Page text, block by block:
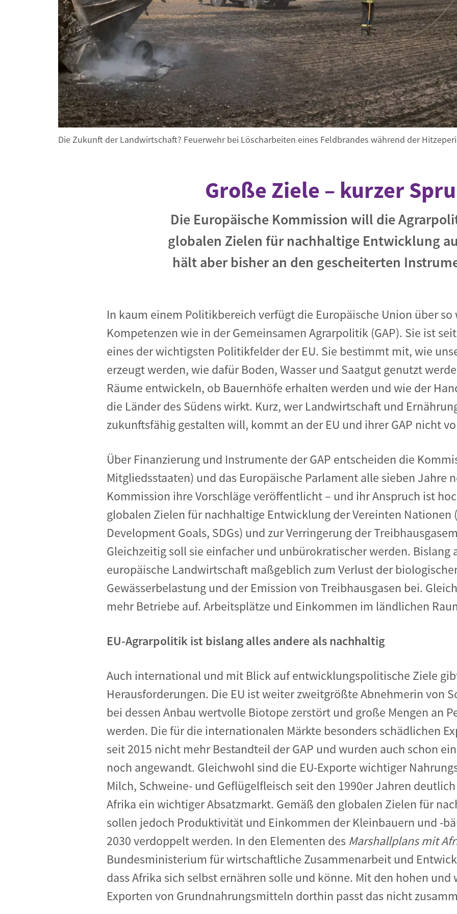
Industrietransformation
Klimafinanzierung
Wirtschaft, Finanzen & Handel
Sustainable Finance
Unternehmensverantwortung
Globaler Handel
Ressourcen & Kreislaufwirtschaft
Begegnung und Dialog
Bildungsmaterialien
Zukunftsfähige Digitalisierung
Klima- und Umweltklagen
Die Klimaklage: Saúl vs. RWE
Zukunftsklage
Die Zukunft der Landwirtschaft? Feuerwehr bei Löscharbeiten eines Feldbrandes während der
Große Ziele – kurzer
Die Europäische Kommission will die
globalen Zielen für nachhaltige Entwicklung
hält aber bisher an den gescheiterten
In kaum einem Politikbereich verfügt die Europäische Union über
Kompetenzen wie in der Gemeinsamen Agrarpolitik (GAP). Sie ist
eines der wichtigsten Politikfelder der EU. Sie bestimmt mit, wie
erzeugt werden, wie dafür Boden, Wasser und Saatgut genutzt
Räume entwickeln, ob Bauernhöfe erhalten werden und wie der
die Länder des Südens wirkt. Kurz, wer Landwirtschaft und
zukunftsfähig gestalten will, kommt an der EU und ihrer GAP nicht
Über Finanzierung und Instrumente der GAP entscheiden die
Mitgliedsstaaten) und das Europäische Parlament alle sieben Jahre
Kommission ihre Vorschläge veröffentlicht – und ihr Anspruch ist
globalen Zielen für nachhaltige Entwicklung der Vereinten Nationen
Development Goals, SDGs) und zur Verringerung der
Gleichzeitig soll sie einfacher und unbürokratischer werden. Bislang
europäische Landwirtschaft maßgeblich zum Verlust der
Gewässerbelastung und der Emission von Treibhausgasen bei.
mehr Betriebe auf. Arbeitsplätze und Einkommen im ländlichen
EU-Agrarpolitik ist bislang alles andere als nachhaltig
Auch international und mit Blick auf entwicklungspolitische Ziele
Herausforderungen. Die EU ist weiter zweitgrößte Abnehmerin von
bei dessen Anbau wertvolle Biotope zerstört und große Mengen an
werden. Die für die internationalen Märkte besonders schädlichen
seit 2015 nicht mehr Bestandteil der GAP und wurden auch schon
noch angewandt. Gleichwohl sind die EU-Exporte wichtiger
Milch, Schweine- und Geflügelfleisch seit den 1990er Jahren
Afrika ein wichtiger Absatzmarkt. Gemäß den globalen Zielen für
sollen jedoch Produktivität und Einkommen der Kleinbauern und -
2030 verdoppelt werden. In den Elementen des Marshallplans mit
Bundesministerium für wirtschaftliche Zusammenarbeit und
dass Afrika sich selbst ernähren solle und könne. Mit den hohen
Exporten von Grundnahrungsmitteln dorthin passt das nicht